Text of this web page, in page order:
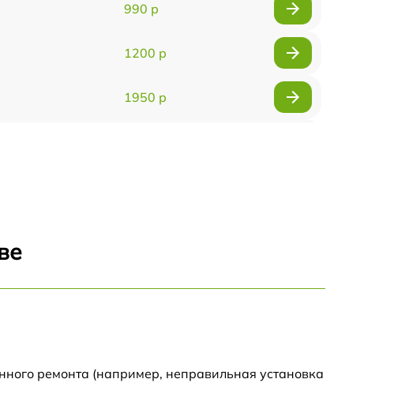
990 р
1200 р
1950 р
ремонта (например, неправильная установка